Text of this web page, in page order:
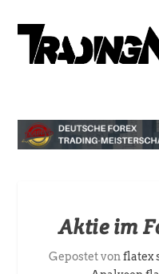
Aktie im
Gepostet vonflatex